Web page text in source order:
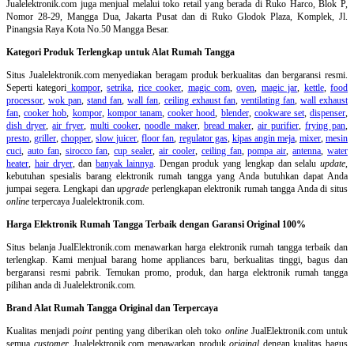
Jualelektronik.com juga menjual melalui toko retail yang berada di Ruko Harco, Blok P,
Nomor 28-29, Mangga Dua, Jakarta Pusat dan di Ruko Glodok Plaza, Komplek, Jl.
Pinangsia Raya Kota No.50 Mangga Besar.
Kategori Produk Terlengkap untuk Alat Rumah Tangga
Situs Jualelektronik.com menyediakan beragam produk berkualitas dan bergaransi resmi.
Seperti kategori kompor,setrika rice cooker magic com,oven magic jar kettle,food
processor ,wok pan ,stand fan ,wall fan ceiling exhaust fan, ventilating fan, wall exhaust
fan ,cooker hob kompor, kompor tanam,cooker hood blender, cookware set,dispenser
dish dryer ,air fryer ,multi cooker ,noodle maker, bread maker, air purifier, frying pan
presto ,griller ,chopper ,slow juicer ,floor fan regulator gas, kipas angin meja, mixer,mesin
cuci auto fan, sirocco fan ,cup sealer ,air cooler, ceiling fan,pompa air ,antenna ,water
heater hair dryer, dan banyak lainnya. Dengan produk yang lengkap dan selalu update
kebutuhan spesialis barang elektronik rumah tangga yang Anda butuhkan dapat Anda
jumpai segera. Lengkapi danupgrade perlengkapan elektronik rumah tangga Anda di situs
online terpercaya Jualelektronik.com.
Harga Elektronik Rumah Tangga Terbaik dengan Garansi Original 100%
Situs belanjaJualElektronik.com menawarkan harga elektronik rumah tangga terbaik dan
terlengkap. Kami menjual barang home appliances baru, berkualitas tinggi, bagus dan
bergaransi resmi pabrik. Temukan promo, produk, dan harga elektronik rumah tangga
pilihan anda di Jualelektronik.com.
Brand Alat Rumah Tangga Original dan Terpercaya
Kualitas menjadipointpenting yang diberikan oleh toko onlineJualElektronik.com untuk
semua customer. Jualelektronik.com menawarkan produkoriginal dengan kualitas bagus